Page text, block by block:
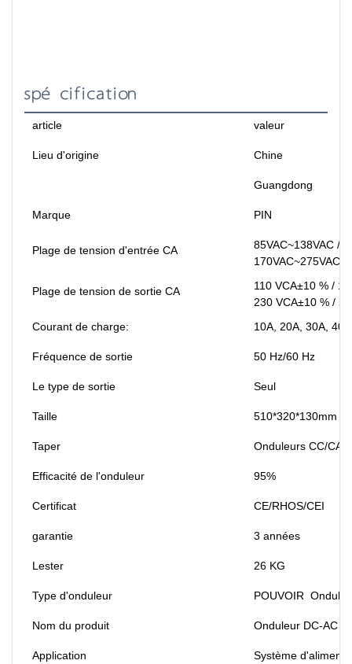
spécification
article valeur
Lieu d'origine Chine
Guangdong
Marque PIN
Plage de tension d'entrée CA
85VAC~138VAC /
170VAC~275VAC /
Plage de tension de sortie CA
110 VCA±10 % /
230 VCA±10 % /
Courant de charge:
10A, 20A, 30A,
Fréquence de sortie 50 Hz/60 Hz
Le type de sortie Seul
Taille 510*320*130mm
Taper Onduleurs CC/CA
Efficacité de l'onduleur 95%
Certificat CE/RHOS/CEI
garantie 3 années
Lester 26 KG
Type d'onduleur POUVOIR
Nom du produit Onduleur DC-AC
Application Système